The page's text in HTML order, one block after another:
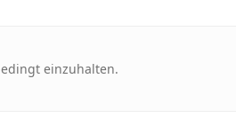
einzuhalten.